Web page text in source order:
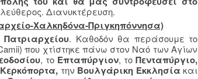
Διανυκτέρευση.
Χαλκηδόνα-Πριγκηπόννησα)
Πατριαρχείου. Καθοδόν θα περάσουμε το
) που χτίστηκε πάνω στον Ναό των Αγίων
, το Επταπύργιον, τοΠενταπύργιο,
Κερκόπορτα, την Βουλγάρικη Εκκλησία και